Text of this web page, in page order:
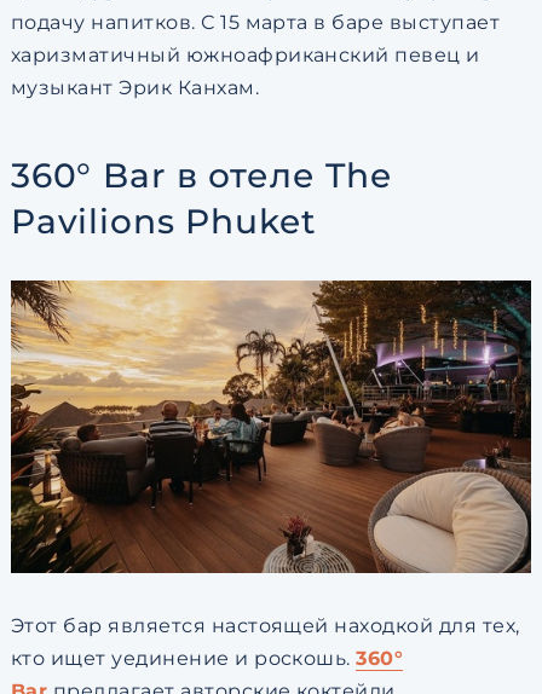
подачу напитков. С 15 марта в баре выступает
харизматичный южноафриканский певец и
музыкант Эрик Канхам.
360° Bar в отеле The
Pavilions Phuket
Этот бар является настоящей находкой для тех,
кто ищет уединение и роскошь.360°